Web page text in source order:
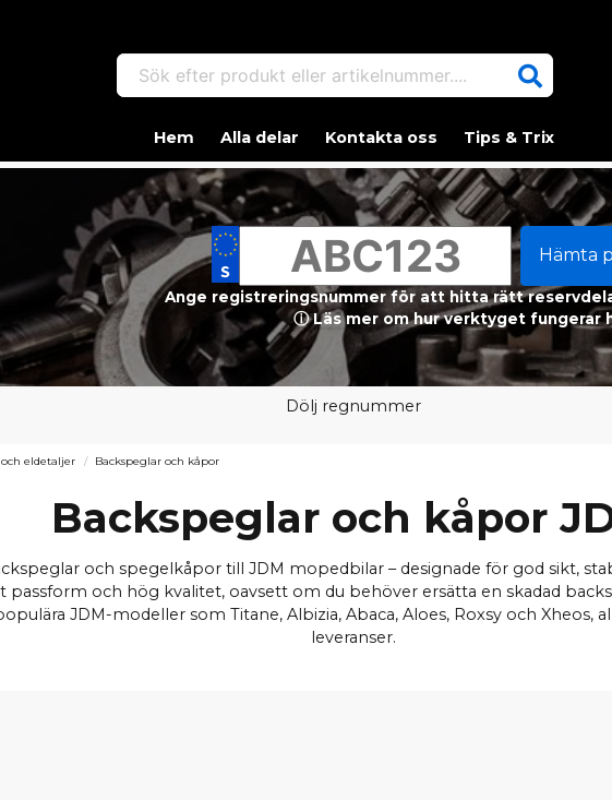
Sök efter produkt eller artikelnummer....
Hem Alla delar Kontakta oss Tips & Trix
Hämta
Ange registreringsnummer för att hitta rätt
ⓘ Läs mer om hur verktyget fungerar
Dölj regnummer
eldetaljer Backspeglar och kåpor
Backspeglar och kåpor
och spegelkåpor till JDM mopedbilar – designade för god sikt,
och hög kvalitet, oavsett om du behöver ersätta en skadad
JDM-modeller som Titane, Albizia, Abaca, Aloes, Roxsy och Xheos,
leveranser.